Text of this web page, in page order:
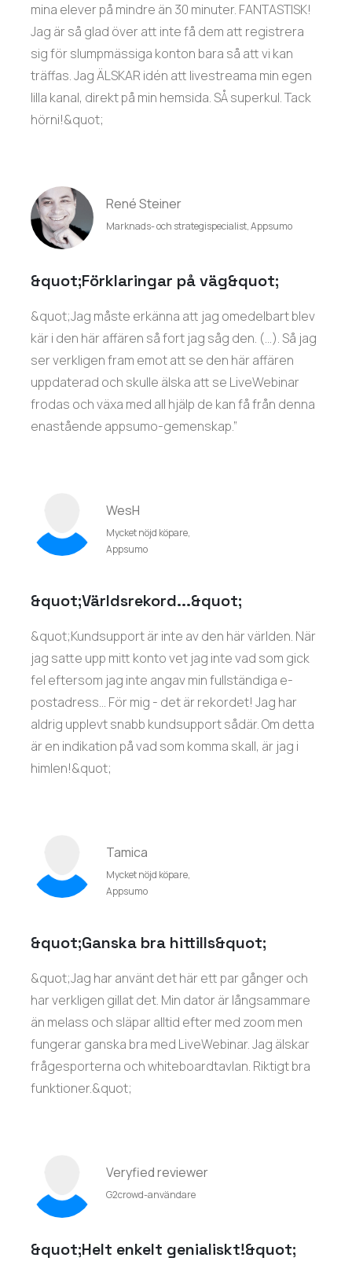
mina elever på mindre än 30 minuter. FANTASTISK!
Jag är så glad över att inte få dem att registrera
sig för slumpmässiga konton bara så att vi kan
träffas. Jag ÄLSKAR idén att livestreama min egen
lilla kanal, direkt på min hemsida. SÅ superkul. Tack
hörni!&quot;
René Steiner
Marknads- och strategispecialist, Appsumo
&quot;Förklaringar på väg&quot;
&quot;Jag måste erkänna att jag omedelbart blev
kär i den här affären så fort jag såg den. (…). Så jag
ser verkligen fram emot att se den här affären
uppdaterad och skulle älska att se LiveWebinar
frodas och växa med all hjälp de kan få från denna
enastående appsumo-gemenskap.”
WesH
Mycket nöjd köpare,
Appsumo
&quot;Världsrekord...&quot;
&quot;Kundsupport är inte av den här världen. När
jag satte upp mitt konto vet jag inte vad som gick
fel eftersom jag inte angav min fullständiga e-
postadress... För mig - det är rekordet! Jag har
aldrig upplevt snabb kundsupport sådär. Om detta
är en indikation på vad som komma skall, är jag i
himlen!&quot;
Tamica
Mycket nöjd köpare,
Appsumo
&quot;Ganska bra hittills&quot;
&quot;Jag har använt det här ett par gånger och
har verkligen gillat det. Min dator är långsammare
än melass och släpar alltid efter med zoom men
fungerar ganska bra med LiveWebinar. Jag älskar
frågesporterna och whiteboardtavlan. Riktigt bra
funktioner.&quot;
Veryfied reviewer
G2crowd-användare
&quot;Helt enkelt genialiskt!&quot;